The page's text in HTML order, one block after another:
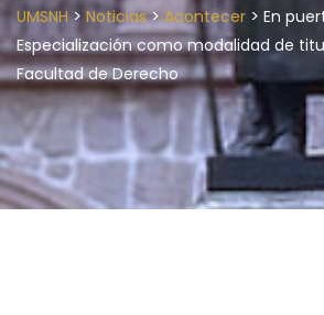
UMSNH> Noticias>Acontecer > En
Especialización como modalidad de
Facultad de Derecho